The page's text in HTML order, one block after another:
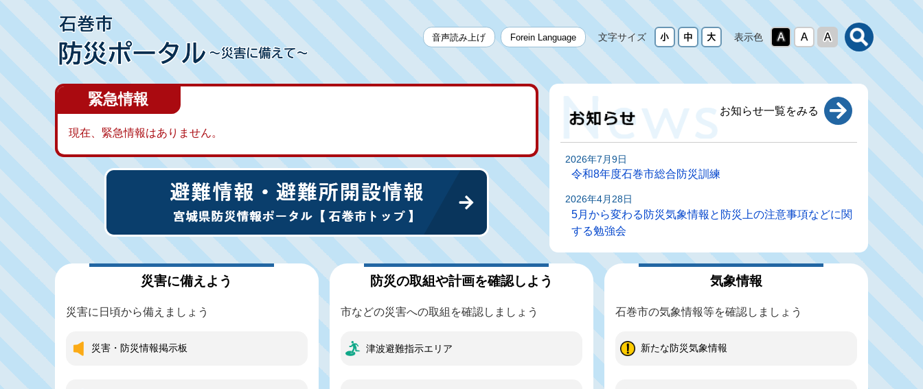
音声読み上げ Forein Language 文字サイズ 表示色
緊急情報
現在、緊急情報はありません。
お知らせ一覧をみる
2026年7月9日
令和8年度石巻市総合防災訓練
2026年4月28日
5月から変わる防災気象情報と防災上の注意事項などに関
する勉強会
新たな防災気象情報について（令和8年5月29日 運用開
2026年6月11日
災害に備えよう
災害に日頃から備えましょう
災害・防災情報掲示板
防災の取組や計画を確認しよう
市などの災害への取組を確認しましょう
津波避難指示エリア
気象情報
石巻市の気象情報等を確認しましょう
新たな防災気象情報